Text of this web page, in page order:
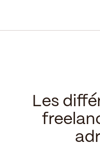
Les